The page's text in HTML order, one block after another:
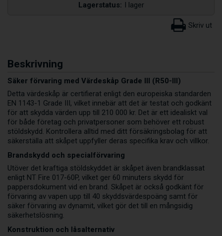
Lagerstatus: I lager
Beskrivning
Säker förvaring med Värdeskåp Grade III (R50-III)
Detta värdeskåp är certifierat enligt den europeiska standarden
EN 1143-1 Grade III, vilket innebär att det är testat och godkänt
för att skydda värden upp till 210 000 kr. Det är ett idealiskt val
för både företag och privatpersoner som behöver ett robust
stöldskydd. Kontrollera alltid med ditt försäkringsbolag för att
säkerställa att skåpet uppfyller deras specifika krav och villkor.
Brandskydd och specialförvaring
Utöver det kraftiga stöldskyddet är skåpet även brandklassat
enligt NT Fire 017-60P, vilket ger 60 minuters skydd för
pappersdokument vid en brand. Skåpet är också godkänt för
förvaring av vapen upp till 40 skyddsvärdespoäng samt för
säker förvaring av dynamit, vilket gör det till en mångsidig
säkerhetslösning.
Konstruktion och låsalternativ